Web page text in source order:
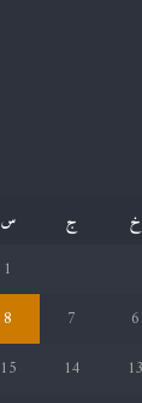
خ ج
س
1
6
7
8
13
14
15